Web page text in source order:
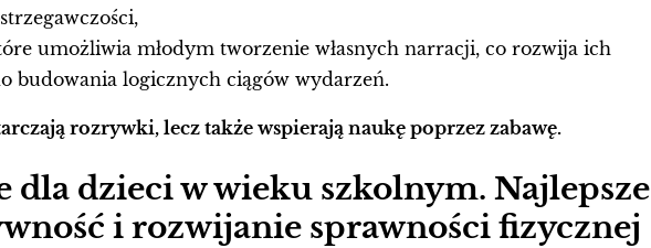
umożliwia młodym tworzenie własnych narracji, co rozwija ich
budowania logicznych ciągów wydarzeń.
rozrywki, lecz także wspierają naukę poprzez zabawę.
dla dzieci w wieku szkolnym. Najlepsze
i rozwijanie sprawności fizycznej